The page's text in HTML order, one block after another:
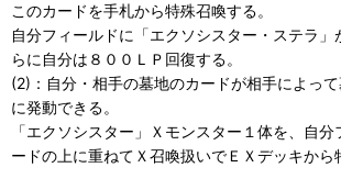
このカードを手札から特殊召喚する。
自分フィールドに「エクソシスター・ステラ」
らに自分は８００ＬＰ回復する。
(2)：自分・相手の墓地のカードが相手によっ
に発動できる。
「エクソシスター」Ｘモンスター１体を、自
ードの上に重ねてＸ召喚扱いでＥＸデッキから